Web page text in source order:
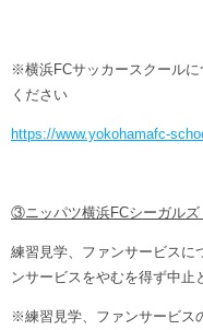
※横浜FCサッカースクール
ください
https://www.yokohamafc-
③ニッパツ横浜FCシーガル
練習見学、ファンサービスに
ンサービスをやむを得ず中止
※練習見学、ファンサービス